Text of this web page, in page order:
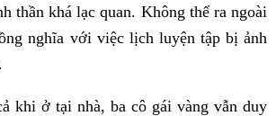
thần khá lạc quan. Không thể ra ngoài
nghĩa với việc lịch luyện tập bị ảnh
khi ở tại nhà, ba cô gái vàng vẫn duy